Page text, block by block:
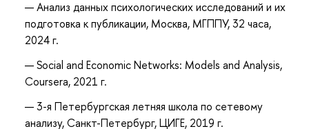
Анализ данных психологических исследований и их
подготовка к публикации, Москва, МГППУ, 32 часа,
2024 г.
Social and Economic Networks: Models and Analysis,
Coursera, 2021 г.
3-я Петербургская летняя школа по сетевому
анализу, Санкт-Петербург, ЦИГЕ, 2019 г.